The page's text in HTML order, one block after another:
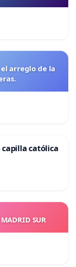
arreglo de la
católica
SUR